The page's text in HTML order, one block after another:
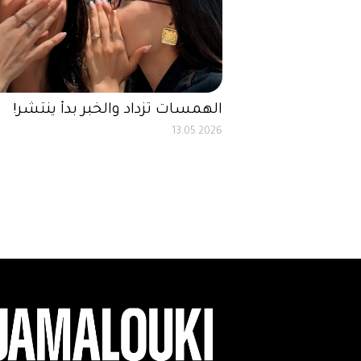
الهمسات تزداد والخبر بدأ ينتشر!
13.05.2026